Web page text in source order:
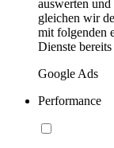
auswerten
gleichen wir
mit folgenden
Dienste
Google Ads
Performance